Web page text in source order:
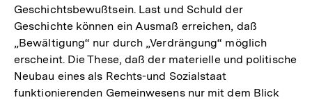
Geschichtsbewußtsein. Last und Schuld der
Geschichte können ein Ausmaß erreichen, daß
„Bewältigung“ nur durch „Verdrängung“ möglich
erscheint. Die These, daß der materielle und politische
Neubau eines als Rechts-und Sozialstaat
funktionierenden Gemeinwesens nur mit dem Blick